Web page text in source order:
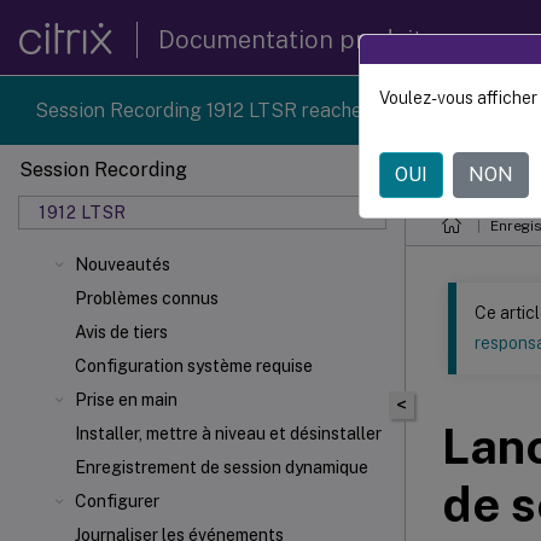
Documentation produit
Session Recording 1912 LTSR reached end-of-life on
Session Recording
1912 LTSR
Nouveautés
Problèmes connus
Avis de tiers
Configuration système requise
Prise en main
Installer, mettre à niveau et désinstaller
Enregistrement de session dynamique
Configurer
Journaliser les événements
Ce contenu
<
Ce
de
Voulez-vous
OUI NON